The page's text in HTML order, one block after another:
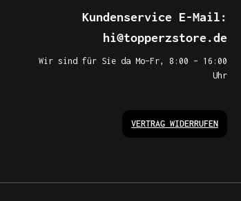
Kundenservice E-Mail:
hi@topperzstore.de
Wir sind für Sie da Mo–Fr, 8:00 – 16:00
Uhr
VERTRAG WIDERRUFEN